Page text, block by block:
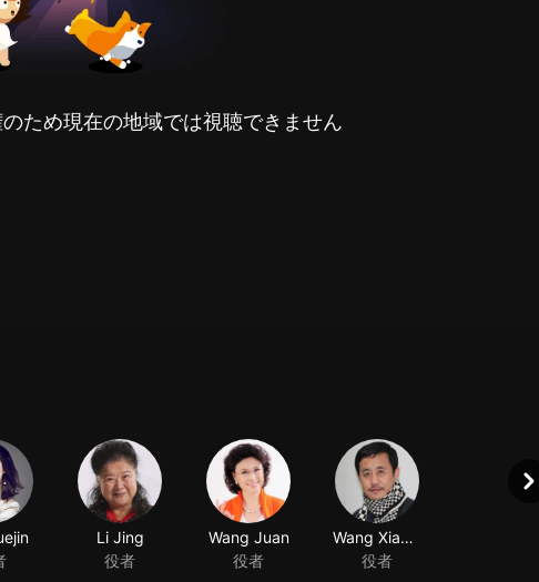
ため現在の地域では視聴できません
Li Jing
役者
Wang Juan
役者
Wang Xiaobao
役者